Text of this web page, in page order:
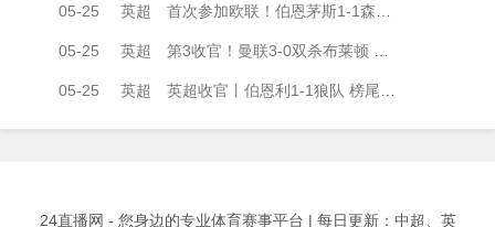
05-25 英超 首次参加欧联！伯恩茅斯1-1森林收官 塔韦尼耶救主怀特远射破门
05-25 英超 第3收官！曼联3-0双杀布莱顿 B费传射+21助破纪录独享英超助攻王
05-25 英超 英超收官丨伯恩利1-1狼队 榜尾大战握手言和 两队双双降入英冠
24直播网 - 您身边的专业体育赛事平台 | 每日更新：中超、英